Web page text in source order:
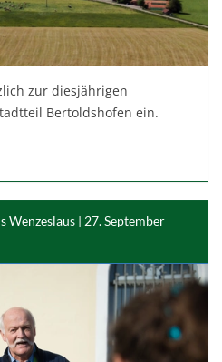
zur diesjährigen
Bertoldshofen ein.
Wenzeslaus | 27. September